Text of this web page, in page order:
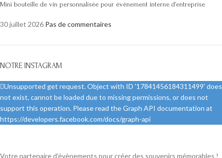
Mini bouteille de vin personnalisée pour événement interne d’entreprise
30 juillet 2026 Pas de commentaires
NOTRE INSTAGRAM
Unsupported get request. Object with ID '17841456184311499' does
not exist, cannot be loaded due to missing permissions, or does not
support this operation. Please read the Graph API documentation at
https://developers.facebook.com/docs/graph-api
Votre partenaire d'évènements pour créer des souvenirs mémorables !